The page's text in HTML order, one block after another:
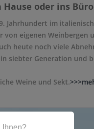
Hause oder ins
Jahrhundert im
von eigenen
heute noch viele
siebter Generation und
Weine und Sekt.